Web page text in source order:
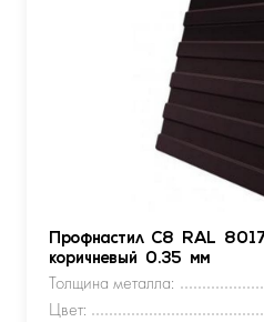
Профнастил С8 RAL
коричневый 0.35 мм
Толщина металла:
Цвет: